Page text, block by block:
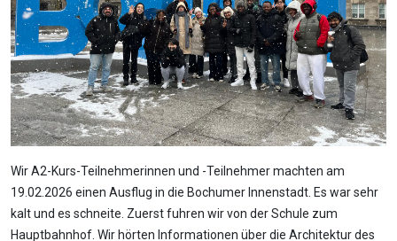
Wir A2-Kurs-Teilnehmerinnen und -Teilnehmer machten am
19.02.2026 einen Ausflug in die Bochumer Innenstadt. Es war sehr
kalt und es schneite. Zuerst fuhren wir von der Schule zum
Hauptbahnhof. Wir hörten Informationen über die Architektur des